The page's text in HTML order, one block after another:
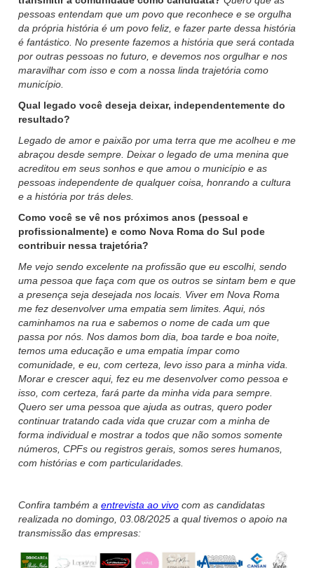
pessoas entendam que um povo que reconhece e se orgulha
da própria história é um povo feliz, e fazer parte dessa história
é fantástico. No presente fazemos a história que será contada
por outras pessoas no futuro, e devemos nos orgulhar e nos
maravilhar com isso e com a nossa linda trajetória como
município.
Qual legado você deseja deixar, independentemente do
resultado?
Legado de amor e paixão por uma terra que me acolheu e me
abraçou desde sempre. Deixar o legado de uma menina que
acreditou em seus sonhos e que amou o município e as
pessoas independente de qualquer coisa, honrando a cultura
e a história por trás deles.
Como você se vê nos próximos anos (pessoal e
profissionalmente) e como Nova Roma do Sul pode
contribuir nessa trajetória?
Me vejo sendo excelente na profissão que eu escolhi, sendo
uma pessoa que faça com que os outros se sintam bem e que
a presença seja desejada nos locais. Viver em Nova Roma
me fez desenvolver uma empatia sem limites. Aqui, nós
caminhamos na rua e sabemos o nome de cada um que
passa por nós. Nos damos bom dia, boa tarde e boa noite,
temos uma educação e uma empatia ímpar como
comunidade, e eu, com certeza, levo isso para a minha vida.
Morar e crescer aqui, fez eu me desenvolver como pessoa e
isso, com certeza, fará parte da minha vida para sempre.
Quero ser uma pessoa que ajuda as outras, quero poder
continuar tratando cada vida que cruzar com a minha de
forma individual e mostrar a todos que não somos somente
números, CPFs ou registros gerais, somos seres humanos,
com histórias e com particularidades.
Confira também a entrevista ao vivo com as candidatas
realizada no domingo, 03.08/2025 a qual tivemos o apoio na
transmissão das empresas: